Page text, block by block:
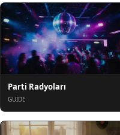
Parti Radyoları
GUIDE